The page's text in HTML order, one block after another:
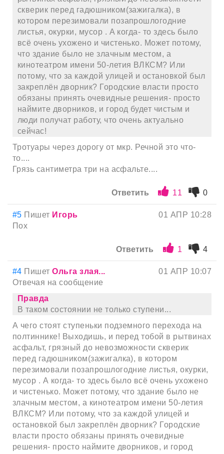
скверик перед гадюшником(зажигалка), в
котором перезимовали позапрошлогодние
листья, окурки, мусор . А когда- то здесь было
всё очень ухожено и чистенько. Может потому,
что здание было не злачным местом, а
кинотеатром имени 50-летия ВЛКСМ? Или
потому, что за каждой улицей и остановкой был
закреплён дворник? Городские власти просто
обязаны принять очевидные решения- просто
наймите дворников, и город будет чистым и
люди получат работу, что очень актуально
сейчас!
Тротуары через дорогу от мкр. Речной это что-
то....
Грязь сантиметра три на асфальте....
Ответить 11 0
#5 Пишет Игорь
01 АПР 10:28
Пох
Ответить 1 4
#4 ПишетОльга злая...
01 АПР 10:07
Отвечая на сообщение
Правда
В таком состоянии не только ступени...
А чего стоят ступеньки подземного перехода на
полтиннике! Выходишь, и перед тобой в рытвинах
асфальт, грязный до невозможности скверик
перед гадюшником(зажигалка), в котором
перезимовали позапрошлогодние листья, окурки,
мусор . А когда- то здесь было всё очень ухожено
и чистенько. Может потому, что здание было не
злачным местом, а кинотеатром имени 50-летия
ВЛКСМ? Или потому, что за каждой улицей и
остановкой был закреплён дворник? Городские
власти просто обязаны принять очевидные
решения- просто наймите дворников, и город